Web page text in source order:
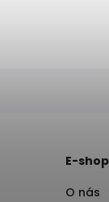
E-shop
O nás